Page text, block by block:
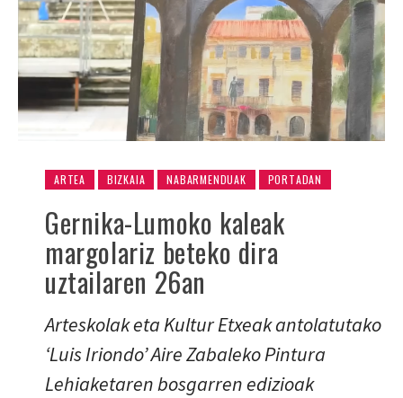
ARTEA BIZKAIA NABARMENDUAK PORTADAN
Gernika-Lumoko kaleak
margolariz beteko dira
uztailaren 26an
Arteskolak eta Kultur Etxeak antolatutako
‘Luis Iriondo’ Aire Zabaleko Pintura
Lehiaketaren bosgarren edizioak